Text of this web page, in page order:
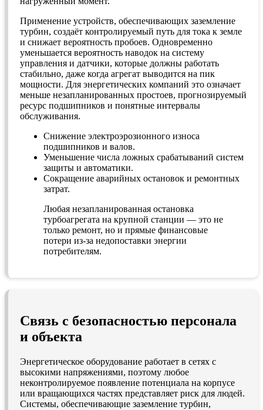
Применение устройств, обеспечивающих заземление
турбин, создаёт контролируемый путь для тока к земле
и снижает вероятность пробоев. Одновременно
уменьшается вероятность наводок на систему
управления и датчики, которые должны работать
стабильно, даже когда агрегат выводится на пик
мощности. Для энергетических компаний это означает
меньше незапланированных простоев, прогнозируемый
ресурс подшипников и понятные интервалы
обслуживания.
Снижение электроэрозионного износа
подшипников и валов.
Уменьшение числа ложных срабатываний систем
защиты и автоматики.
Сокращение аварийных остановок и ремонтных
затрат.
Любая незапланированная остановка
турбоагрегата на крупной станции — это не
только ремонт, но и прямые финансовые
потери из-за недопоставки энергии
потребителям.
Связь с безопасностью персонала
и объекта
Энергетическое оборудование работает в сетях с
высокими напряжениями, поэтому любое
неконтролируемое появление потенциала на корпусе
или вращающихся частях представляет риск для людей.
Системы, обеспечивающие заземление турбин,